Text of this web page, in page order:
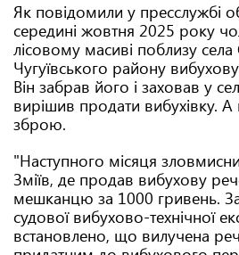
Як повідомили у пресслужбі
середині жовтня 2025 року
лісовому масиві поблизу
Чугуївського району
Він забрав його і заховав у
вирішив продати вибухівку.
зброю.
"Наступного місяця
Зміїв, де продав вибухову
мешканцю за 1000 гривень.
судової вибухово-технічної
встановлено, що вилучена